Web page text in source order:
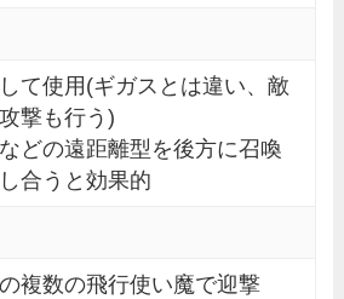
て使用(ギガスとは違い、敵
撃も行う)
どの遠距離型を後方に召喚
合うと効果的
複数の飛行使い魔で迎撃